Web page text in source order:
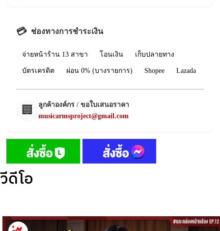
💳 ช่องทางการชำระเงิน
จ่ายหน้าร้าน 13 สาขา โอนเงิน เก็บปลายทาง
บัตรเครดิต ผ่อน 0% (บางรายการ) Shopee Lazada
🏢
ลูกค้าองค์กร / ขอใบเสนอราคา
musicarmsproject@gmail.com
วีดีโอ